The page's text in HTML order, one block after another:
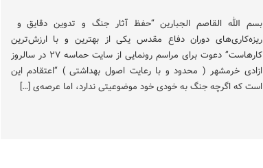
بسم الله القاصم الجبارین “حفظ آثار جنگ و تدوین دقایق و
ریزه‌کاری‌های دوران دفاع مقدس یکی از بهترین و با ارزش‌ترین
کارهاست” دعوت برای مراسم رونمایی از سایت حماسه ۲۷ در سالروز
ازادی خرمشهر ( محدود و با رعایت اصول بهداشتی ) “اعتقادم این
است که اگرچه جنگ به خودی خود موضوعیتی ندارد، اما عرصه‌ی […]